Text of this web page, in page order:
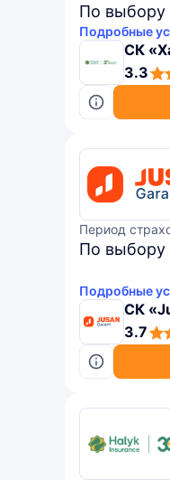
По выбору
Подробные
СК
3.3
rating
Период
По выбору
Подробные
СК
3.7
3,7
rating